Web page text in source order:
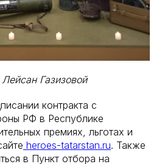
Газизовой
контракта с
РФ в Республике
премиях, льготах и
heroes-tatarstan.ru. Также
в Пункт отбора на